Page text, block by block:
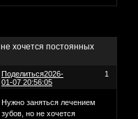
хочется постоянных
Поделиться 1
2026-
01-07 20:56:05
Нужно заняться лечением
зубов, но не хочется